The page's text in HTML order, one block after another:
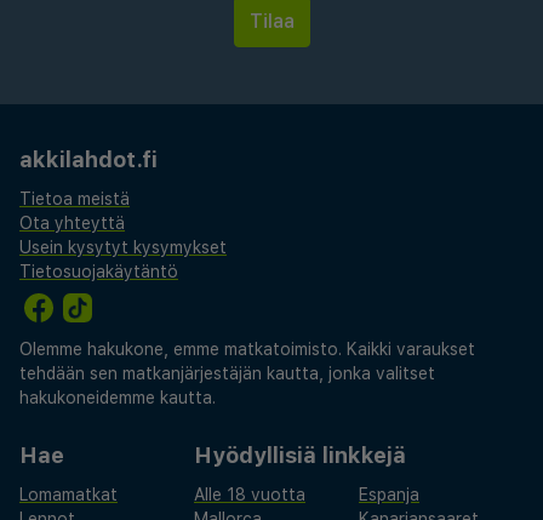
akkilahdot.fi
Tietoa meistä
Ota yhteyttä
Usein kysytyt kysymykset
Tietosuojakäytäntö
Olemme hakukone, emme matkatoimisto. Kaikki varaukset
tehdään sen matkanjärjestäjän kautta, jonka valitset
hakukoneidemme kautta.
Hae
Lomamatkat
Hyödyllisiä linkkejä
Alle 18 vuotta
Espanja